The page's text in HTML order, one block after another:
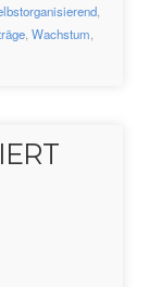
,
Wachstum